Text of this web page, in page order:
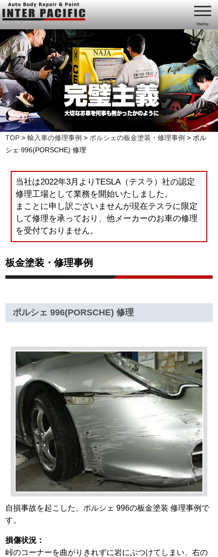
menu
TOP >輸入車の修理事例 > ポルシェの板金塗装・修理事例 > ポル
シェ 996(PORSCHE) 修理
当社は2022年3月よりTESLA（テスラ）社の認定
修理工場として業務を開始いたしました。
まことに申し訳ございませんが現在テスラに限定
して修理を承っており、他メーカーのお車の修理
を受付ておりません。
板金塗装・修理事例
ポルシェ 996(PORSCHE) 修理
自損事故を起こした、ポルシェ 996の板金塗装 修理事例で
す。
損傷状況：
峠のコーナーを曲がりきれずに岩にぶつけてしまい、右の